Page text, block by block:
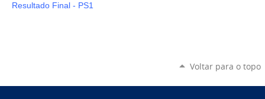
Resultado Final - PS1
Voltar para o topo